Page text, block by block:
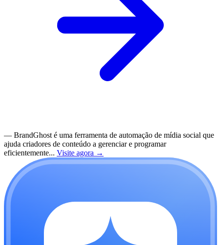
— BrandGhost é uma ferramenta de automação de mídia social que
ajuda criadores de conteúdo a gerenciar e programar
eficientemente... Visite agora →